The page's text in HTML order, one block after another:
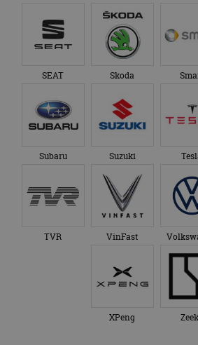
SEAT Skoda
Subaru Suzuki
TVR VinFast
XPeng